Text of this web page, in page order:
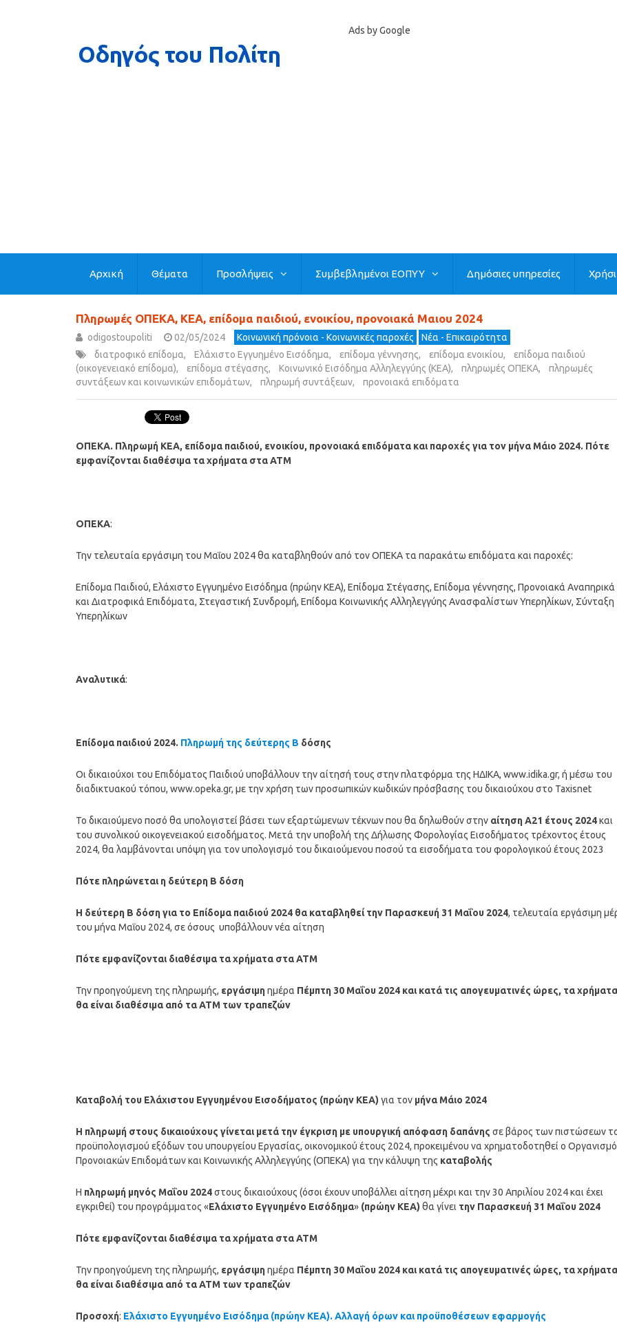
Ads by Google
Αρχική Θέματα Προσλήψεις Συμβεβλημένοι ΕΟΠΥΥ Δημόσιες υπηρεσίες
Πληρωμές ΟΠΕΚΑ, ΚΕΑ, επίδομα παιδιού, ενοικίου, προνοιακά Μαιου 2024
odigostoupoliti 02/05/2024 Κοινωνική πρόνοια - Κοινωνικές παροχές
Νέα - Επικαιρότητα
διατροφικό επίδομα, Ελάχιστο Εγγυημένο Εισόδημα, επίδομα γέννησης, επίδομα ενοικίου,
επίδομα παιδιού
(οικογενειακό επίδομα), επίδομα στέγασης, Κοινωνικό Εισόδημα Αλληλεγγύης (ΚΕΑ), πληρωμές ΟΠΕΚΑ,
πληρωμές
συντάξεων και κοινωνικών επιδομάτων, πληρωμή συντάξεων, προνοιακά επιδόματα
ΟΠΕΚΑ. Πληρωμή ΚΕΑ, επίδομα παιδιού, ενοικίου, προνοιακά επιδόματα και παροχές για τον μήνα Μάιο 2024. Πότε
εμφανίζονται διαθέσιμα τα χρήματα στα ΑΤΜ
ΟΠΕΚΑ:
Την τελευταία εργάσιμη του Μαΐου 2024 θα καταβληθούν από τον ΟΠΕΚΑ τα παρακάτω επιδόματα και παροχές:
Επίδομα Παιδιού, Ελάχιστο Εγγυημένο Εισόδημα (πρώην ΚΕΑ), Επίδομα Στέγασης, Επίδομα γέννησης, Προνοιακά Αναπηρικά
και Διατροφικά Επιδόματα, Στεγαστική Συνδρομή, Επίδομα Κοινωνικής Αλληλεγγύης Ανασφαλίστων Υπερηλίκων, Σύνταξη
Υπερηλίκων
Αναλυτικά:
Επίδομα παιδιού 2024. Πληρωμή της δεύτερης Β δόσης
Οι δικαιούχοι του Επιδόματος Παιδιού υποβάλλουν την αίτησή τους στην πλατφόρμα της ΗΔΙΚΑ, www.idika.gr, ή μέσω του
διαδικτυακού τόπου, www.opeka.gr, με την χρήση των προσωπικών κωδικών πρόσβασης του δικαιούχου στο Taxisnet
Το δικαιούμενο ποσό θα υπολογιστεί βάσει των εξαρτώμενων τέκνων που θα δηλωθούν στην αίτηση Α21 έτους 2024και
του συνολικού οικογενειακού εισοδήματος. Μετά την υποβολή της Δήλωσης Φορολογίας Εισοδήματος τρέχοντος έτους
2024, θα λαμβάνονται υπόψη για τον υπολογισμό του δικαιούμενου ποσού τα εισοδήματα του φορολογικού έτους 2023
Πότε πληρώνεται η δεύτερη Β δόση
Η δεύτερη Β δόσηγια το Επίδομα παιδιού 2024 θα καταβληθεί την Παρασκευή 31 Μαΐου 2024, τελευταία εργάσιμη
του μήνα Μαΐου 2024, σε όσους υποβάλλουν νέα αίτηση
Πότε εμφανίζονται διαθέσιμα τα χρήματα στα ΑΤΜ
Την προηγούμενη της πληρωμής, εργάσιμηημέρα Πέμπτη 30 Μαΐου 2024 και κατά τις απογευματινές ώρες, τα χρήματα
θα είναι διαθέσιμα από τα ΑΤΜ των τραπεζών
Καταβολή του Ελάχιστου Εγγυημένου Εισοδήματος (πρώην ΚΕΑ) για τον μήνα Μάιο 2024
Η πληρωμή στους δικαιούχους γίνεται μετά την έγκριση με υπουργική απόφαση δαπάνης σε βάρος των πιστώσεων
προϋπολογισμού εξόδων του υπουργείου Εργασίας, οικονομικού έτους 2024, προκειμένου να χρηματοδοτηθεί ο
Προνοιακών Επιδομάτων και Κοινωνικής Αλληλεγγύης (ΟΠΕΚΑ) για την κάλυψη της καταβολής
Η πληρωμή μηνός Μαΐου 2024στους δικαιούχους (όσοι έχουν υποβάλλει αίτηση μέχρι και την 30 Απριλίου 2024 και έχει
εγκριθεί) του προγράμματος «Ελάχιστο Εγγυημένο Εισόδημα» (πρώην ΚΕΑ) θα γίνει την Παρασκευή 31 Μαΐου 2024
Πότε εμφανίζονται διαθέσιμα τα χρήματα στα ΑΤΜ
Την προηγούμενη της πληρωμής, εργάσιμηημέρα Πέμπτη 30 Μαΐου 2024 και κατά τις απογευματινές ώρες, τα χρήματα
θα είναι διαθέσιμα από τα ΑΤΜ των τραπεζών
Προσοχή: Ελάχιστο Εγγυημένο Εισόδημα (πρώην ΚΕΑ). Αλλαγή όρων και προϋποθέσεων εφαρμογής